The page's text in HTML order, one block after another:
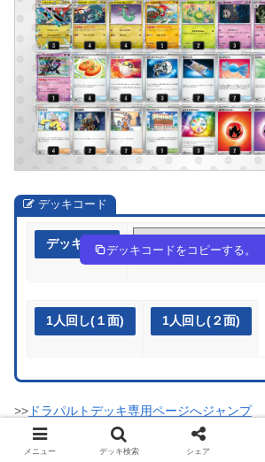
デッキコード
デッキ作成 yEpUpS-thoxmp-UXp3yp
デッキコードをコピーする。
1人回し(１面) 1人回し(２面)
>> ドラパルトデッキ専用ページへジャンプ
メニュー デッキ検索 シェア